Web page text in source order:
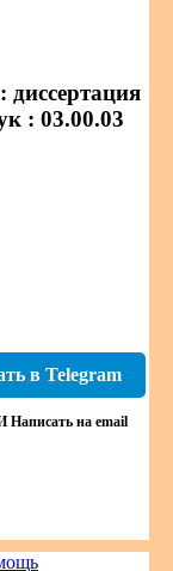
диссертация
: 03.00.03
в Telegram
Написать на email